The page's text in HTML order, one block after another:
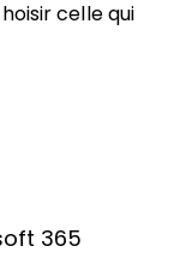
celle qui
365